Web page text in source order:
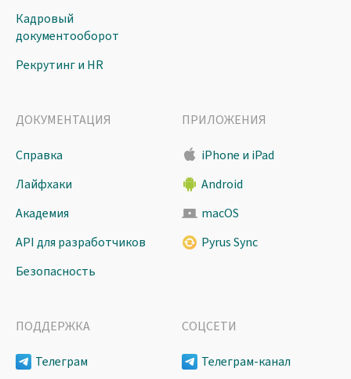
Кадровый
документооборот
Рекрутинг и HR
ДОКУМЕНТАЦИЯ
Справка
Лайфхаки
Академия
API для разработчиков
Безопасность
ПРИЛОЖЕНИЯ
iPhone и iPad
Android
macOS
Pyrus Sync
ПОДДЕРЖКА
Телеграм
СОЦСЕТИ
Телеграм-канал